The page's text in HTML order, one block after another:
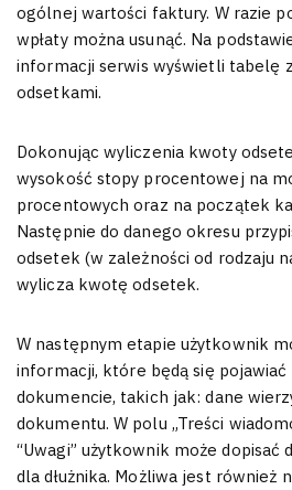
ogólnej wartości faktury. W razie
wpłaty można usunąć. Na
informacji serwis wyświetli tabelę
odsetkami.
Dokonując wyliczenia kwoty
wysokość stopy procentowej na
procentowych oraz na początek
Następnie do danego okresu
odsetek (w zależności od rodzaju
wylicza kwotę odsetek.
W następnym etapie użytkownik
informacji, które będą się
dokumencie, takich jak: dane
dokumentu. W polu „Treści
“Uwagi” użytkownik może
dla dłużnika. Możliwa jest również